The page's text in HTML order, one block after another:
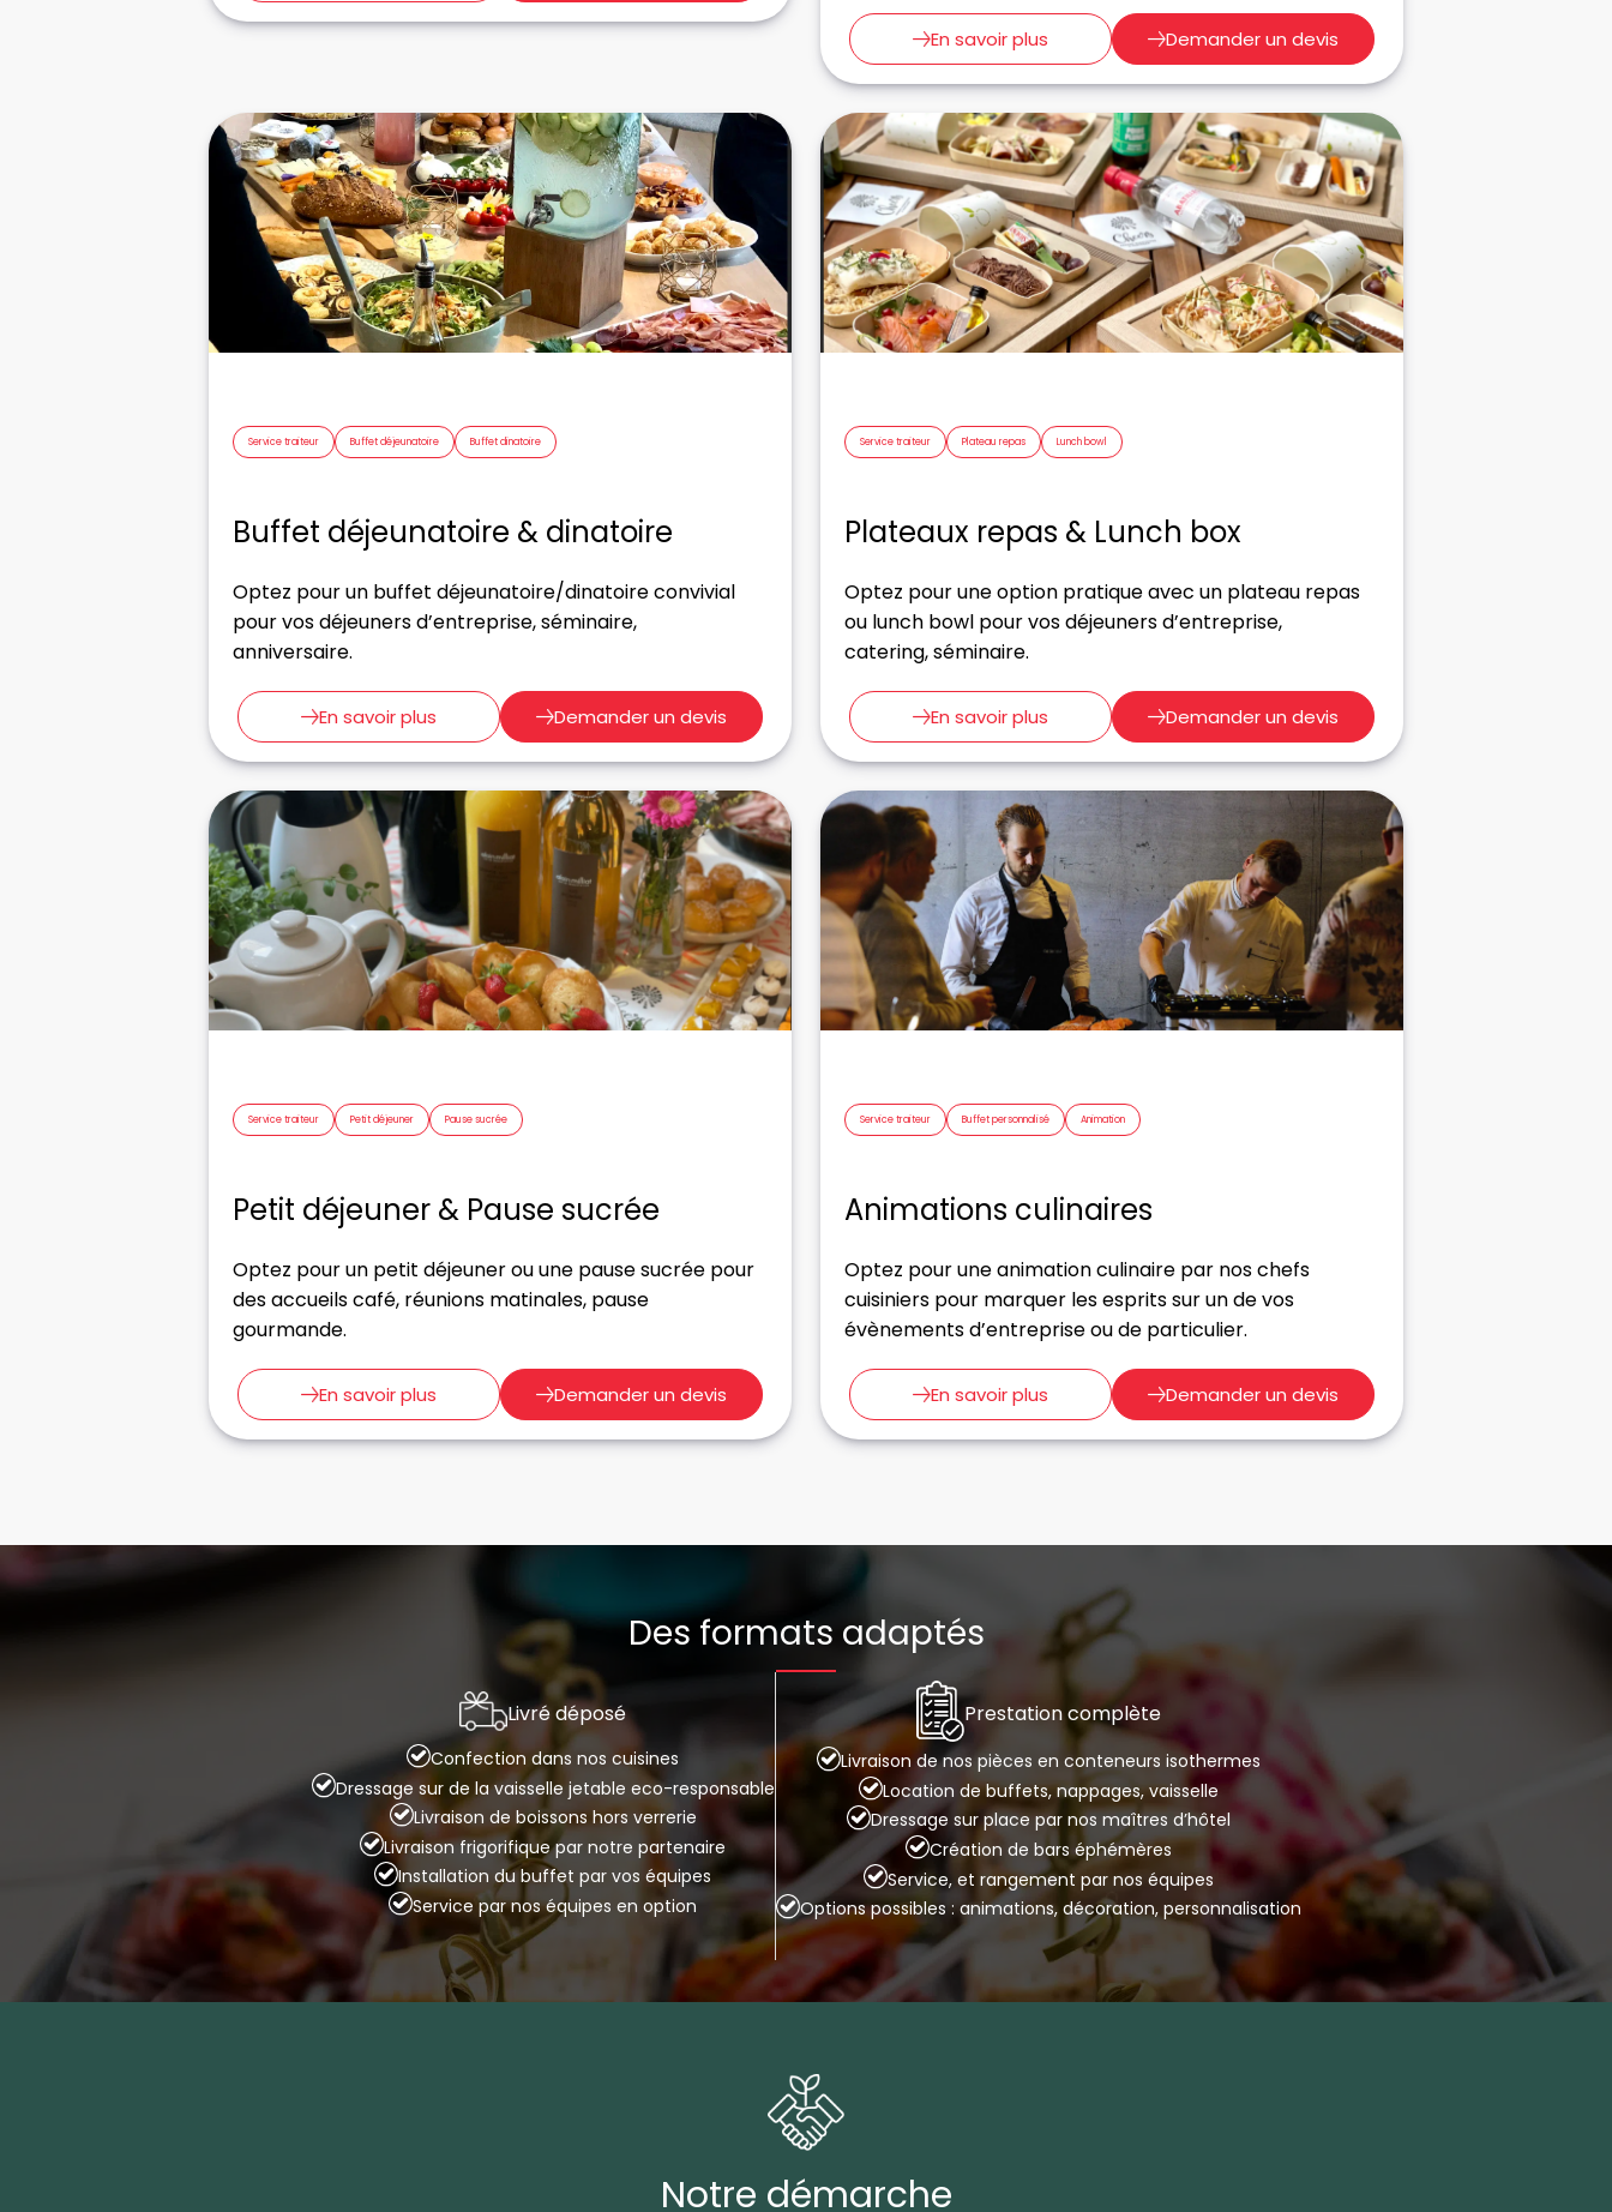
En savoir plus Demander un devis
Service traiteur Buffet déjeunatoire Buffet dinatoire
Buffet déjeunatoire & dinatoire
Optez pour un buffet déjeunatoire/dinatoire convivial
pour vos déjeuners d’entreprise, séminaire,
anniversaire.
En savoir plus Demander un devis
Service traiteur Plateau repas Lunch bowl
Plateaux repas & Lunch box
Optez pour une option pratique avec un plateau repas
ou lunch bowl pour vos déjeuners d’entreprise,
catering, séminaire.
En savoir plus Demander un devis
Service traiteur Petit déjeuner Pause sucrée
Petit déjeuner & Pause sucrée
Optez pour un petit déjeuner ou une pause sucrée pour
des accueils café, réunions matinales, pause
gourmande.
En savoir plus Demander un devis
Service traiteur Buffet personnalisé Animation
Animations culinaires
Optez pour une animation culinaire par nos chefs
cuisiniers pour marquer les esprits sur un de vos
évènements d’entreprise ou de particulier.
En savoir plus Demander un devis
Des formats adaptés
Livré déposé
Confection dans nos cuisines
Dressage sur de la vaisselle jetable eco-responsable
Livraison de boissons hors verrerie
Livraison frigorifique par notre partenaire
Installation du buffet par vos équipes
Service par nos équipes en option
Prestation complète
Livraison de nos pièces en conteneurs isothermes
Location de buffets, nappages, vaisselle
Dressage sur place par nos maîtres d’hôtel
Création de bars éphémères
Service, et rangement par nos équipes
Options possibles : animations, décoration, personnalisation
Notre démarche